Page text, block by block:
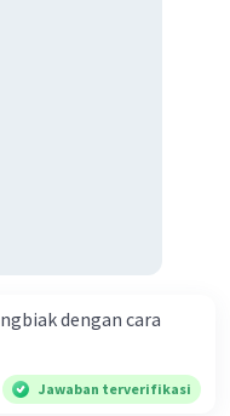
dengan cara
Jawaban terverifikasi